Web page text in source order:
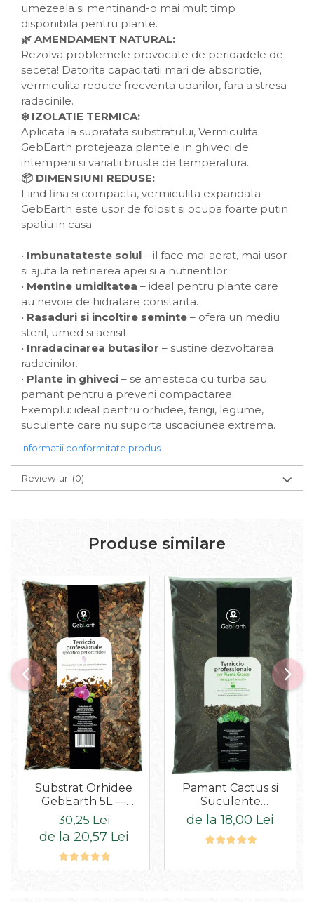
umezeala si mentinand-o mai mult timp
disponibila pentru plante.
🌿 AMENDAMENT NATURAL:
Rezolva problemele provocate de perioadele de
seceta! Datorita capacitatii mari de absorbtie,
vermiculita reduce frecventa udarilor, fara a stresa
radacinile.
❄️ IZOLATIE TERMICA:
Aplicata la suprafata substratului, Vermiculita
GebEarth protejeaza plantele in ghiveci de
intemperii si variatii bruste de temperatura.
📦 DIMENSIUNI REDUSE:
Fiind fina si compacta, vermiculita expandata
GebEarth este usor de folosit si ocupa foarte putin
spatiu in casa.
• Imbunatateste solul – il face mai aerat, mai usor
si ajuta la retinerea apei si a nutrientilor.
• Mentine umiditatea – ideal pentru plante care
au nevoie de hidratare constanta.
• Rasaduri si incoltire seminte – ofera un mediu
steril, umed si aerisit.
• Inradacinarea butasilor – sustine dezvoltarea
radacinilor.
• Plante in ghiveci – se amesteca cu turba sau
pamant pentru a preveni compactarea.
Exemplu: ideal pentru orhidee, ferigi, legume,
suculente care nu suporta uscaciunea extrema.
Informatii conformitate produs
Review-uri (0)
Produse similare
Substrat Orhidee
GebEarth 5L —
Scoarță de Pin 8-
15mm, 100% Natural
30,25 Lei
de la 20,57 Lei
Pamant Cactus si
Suculente
Profesional 5L
Substrat Ideal pentru
Cactaceae si Alte
de la 18,00 Lei